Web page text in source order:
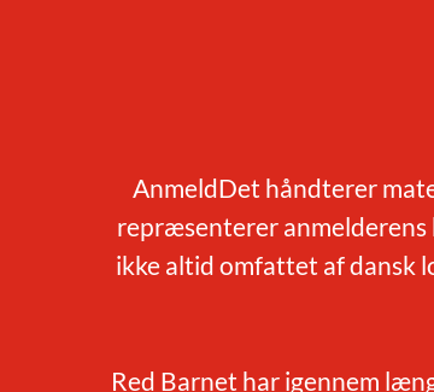
AnmeldDet håndterer
repræsenterer anmelderens
ikke altid omfattet af dansk
Red Barnet har igennem